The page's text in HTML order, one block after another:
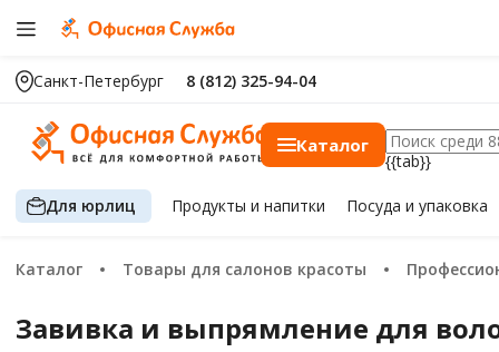
Санкт-Петербург 8 (812) 325-94-04
Каталог
{{tab}}
Для юрлиц Продуктыи напитки Посуда и упаковка
Каталог Товары для салонов красоты
Завивка и выпрямление для